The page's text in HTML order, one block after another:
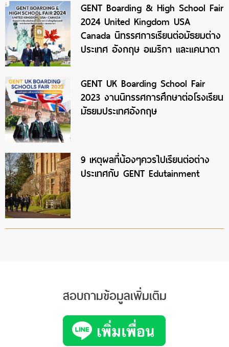
GENT Boarding & High School Fair
2024 United Kingdom USA
Canada นิทรรศการเรียนต่อมัธยมต่าง
ประเทศ อังกฤษ อเมริกา และแคนาดา
GENT UK Boarding School Fair
2023 งานนิทรรศการศึกษาต่อโรงเรียน
มัธยมประเทศอังกฤษ
9 เหตุผลที่น้องๆควรไปเรียนต่อต่าง
ประเทศกับ GENT Edutainment
สอบถามข้อมูลเพิ่มเติม